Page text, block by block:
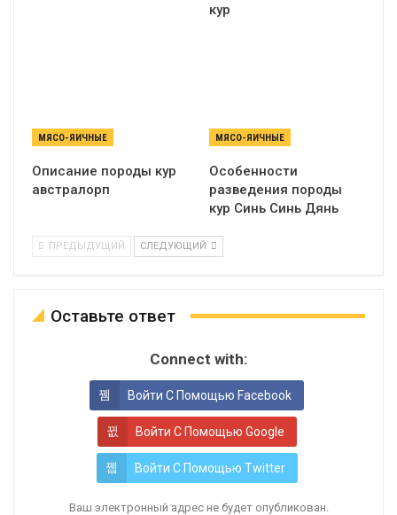
кур
МЯСО-ЯИЧНЫЕ
Описание породы кур
австралорп
МЯСО-ЯИЧНЫЕ
Особенности
разведения породы
кур Синь Синь Дянь
ПРЕДЫДУЩИЙ СЛЕДУЮЩИЙ
Оставьте ответ
Connect with:
Войти С Помощью Facebook
Войти С Помощью Google
Войти С Помощью Twitter
Ваш электронный адрес не будет опубликован.